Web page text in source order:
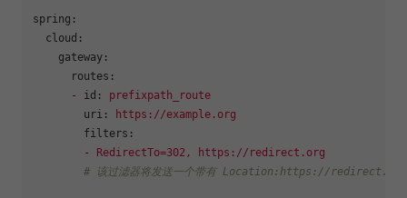
spring:
cloud:
gateway:
routes:
-
id:
prefixpath_route
uri:
https://example.org
filters:
-
RedirectTo=302,
https://redirect.org
# 该过滤器将发送一个带有 Location:https://redirect.org